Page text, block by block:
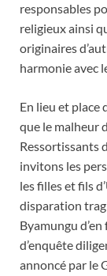
responsables
religieux ainsi
originaires
harmonie avec
En lieu et place
que le malheur
Ressortissants
invitons les
les filles et fils
disparation
Byamungu
d’enquête
annoncé par le